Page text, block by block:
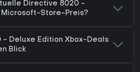
Directive 8020 -
Microsoft-Store-Preis?
- Deluxe Edition Xbox-Deals
Blick